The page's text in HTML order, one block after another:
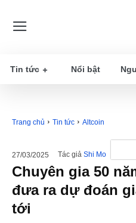
Tin tức Nổi bật
Trang chủ Tin tức Altcoin
27/03/2025 Tác giả Shi Mo
Chuyên gia 50
đưa ra dự đoán
tới